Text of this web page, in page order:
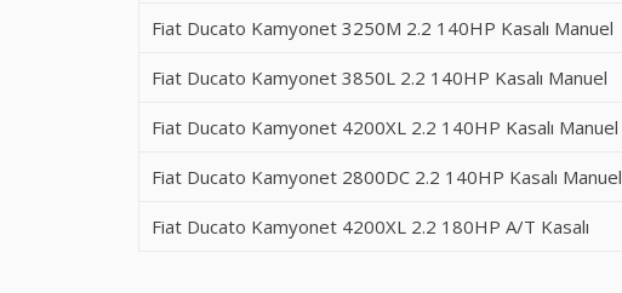
Fiat Ducato Kamyonet 3250M 2.2 140HP Kasalı Manuel
Fiat Ducato Kamyonet 3850L 2.2 140HP Kasalı Manuel
Fiat Ducato Kamyonet 4200XL 2.2 140HP Kasalı Manuel
Fiat Ducato Kamyonet 2800DC 2.2 140HP Kasalı Manuel
Fiat Ducato Kamyonet 4200XL 2.2 180HP A/T Kasalı